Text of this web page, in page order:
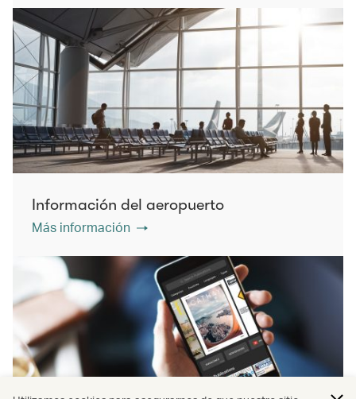
Información del aeropuerto
Más información